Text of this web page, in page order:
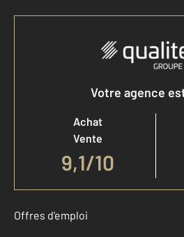
Votre agence
Achat
Vente
9,1/10
Offres d'emploi